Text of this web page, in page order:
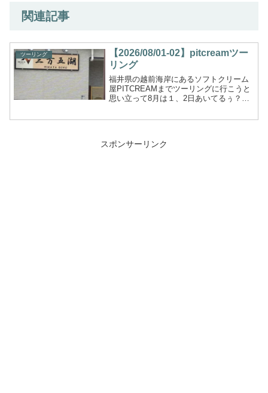
関連記事
ツーリング
【2026/08/01-02】pitcreamツー
リング
福井県の越前海岸にあるソフトクリーム
屋PITCREAMまでツーリングに行こうと
思い立って8月は１、2日あいてるぅ？と
スポンサーリンク